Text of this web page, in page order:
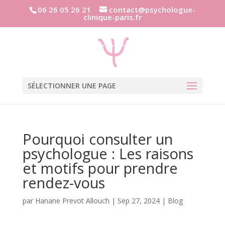
06 26 05 26 21 contact@psychologue-
clinique-paris.fr
SÉLECTIONNER UNE PAGE
Pourquoi consulter un
psychologue : Les raisons
et motifs pour prendre
rendez-vous
par Hanane Prevot Allouch | Sep 27, 2024| Blog